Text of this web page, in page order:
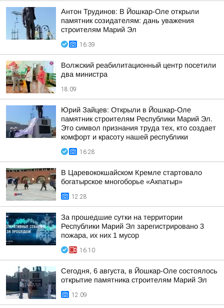
Антон Трудинов: В Йошкар-Оле открыли
памятник созидателям: дань уважения
строителям Марий Эл
16:39
Волжский реабилитационный центр посетили
два министра
18:09
Юрий Зайцев: Открыли в Йошкар-Оле
памятник строителям Республики Марий Эл.
Это символ признания труда тех, кто создает
комфорт и красоту нашей республики
16:28
В Царевококшайском Кремле стартовало
богатырское многоборье «Акпатыр»
12:28
За прошедшие сутки на территории
Республики Марий Эл зарегистрировано 3
пожара, их них 1 мусор
16:10
Сегодня, 6 августа, в Йошкар-Оле состоялось
открытие памятника строителям Марий Эл
12:09